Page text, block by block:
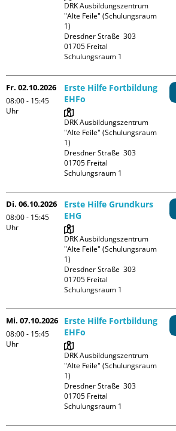
DRK Ausbildungszentrum
"Alte Feile" (Schulungsraum
1)
Dresdner Straße  303
01705 Freital
Schulungsraum 1
Fr. 02.10.2026
08:00 - 15:45
Uhr
Erste Hilfe Fortbildung
EHFo
DRK Ausbildungszentrum
"Alte Feile" (Schulungsraum
1)
Dresdner Straße  303
01705 Freital
Schulungsraum 1
Di. 06.10.2026
08:00 - 15:45
Uhr
Erste Hilfe Grundkurs
EHG
DRK Ausbildungszentrum
"Alte Feile" (Schulungsraum
1)
Dresdner Straße  303
01705 Freital
Schulungsraum 1
Mi. 07.10.2026
08:00 - 15:45
Uhr
Erste Hilfe Fortbildung
EHFo
DRK Ausbildungszentrum
"Alte Feile" (Schulungsraum
1)
Dresdner Straße  303
01705 Freital
Schulungsraum 1